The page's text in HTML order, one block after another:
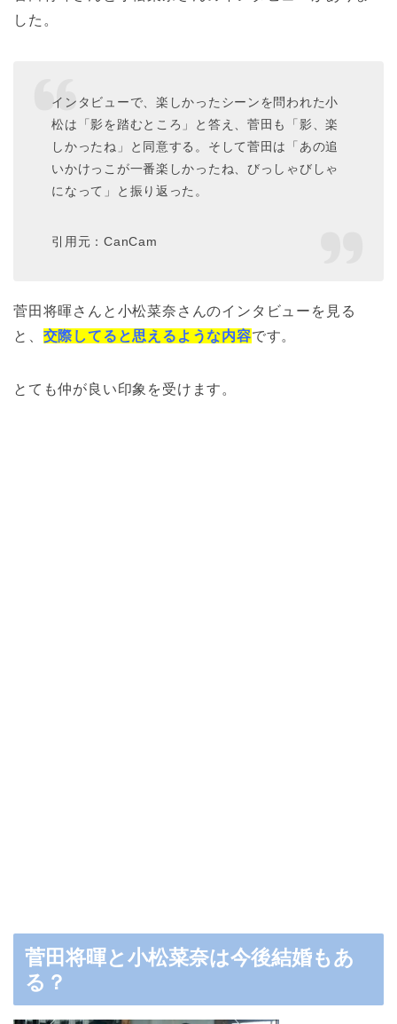
した。
インタビューで、楽しかったシーンを問われた小
松は「影を踏むところ」と答え、菅田も「影、楽
しかったね」と同意する。そして菅田は「あの追
いかけっこが一番楽しかったね、びっしゃびしゃ
になって」と振り返った。
引用元：CanCam
菅田将暉さんと小松菜奈さんのインタビューを見る
と、 交際してると思えるような内容です。
とても仲が良い印象を受けます。
菅田将暉と小松菜奈は今後結婚もあ
る？